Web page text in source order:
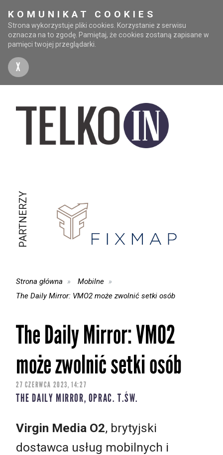
KOMUNIKAT COOKIES
Strona wykorzystuje pliki cookies. Korzystanie z serwisu
oznacza na to zgodę. Pamiętaj, że cookies zostaną zapisane w
pamięci twojej przeglądarki.
X
PARTNERZY
Strona główna
Mobilne
The Daily Mirror: VMO2 może zwolnić setki osób
The Daily Mirror: VMO2
może zwolnić setki osób
27 CZERWCA 2023, 14:27
THE DAILY MIRROR, OPRAC. T.ŚW.
Virgin Media O2, brytyjski
dostawca usług mobilnych i